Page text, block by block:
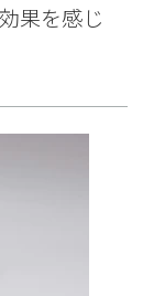
果を感じ